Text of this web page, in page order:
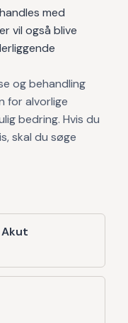
med
vil også blive
og behandling
for alvorlige
bedring. Hvis du
skal du søge